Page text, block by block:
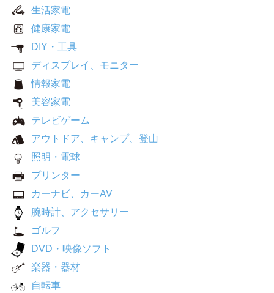
生活家電
健康家電
DIY・工具
ディスプレイ、モニター
情報家電
美容家電
テレビゲーム
アウトドア、キャンプ、登山
照明・電球
プリンター
カーナビ、カーAV
腕時計、アクセサリー
ゴルフ
DVD・映像ソフト
楽器・器材
自転車